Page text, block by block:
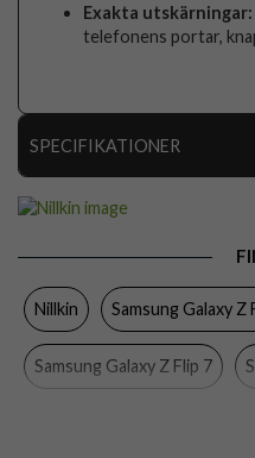
Exakta utskärningar:
telefonens portar,
SPECIFIKATIONER
Egenskaper
Färg
Nillkin Samsung Galaxy Z
Samsung Galaxy Z Flip 7